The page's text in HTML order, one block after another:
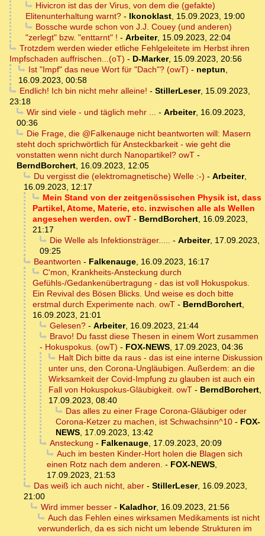
Hivicron ist das der Virus, von dem die (gefakte)
Elitenunterhaltung warnt? - Ikonoklast, 15.09.2023, 19:00
Bossche wurde schon von J.J. Couey (und anderen)
"zerlegt" bzw. "enttarnt" ! - Arbeiter, 15.09.2023, 22:04
Trotzdem werden wieder etliche Fehlgeleitete im Herbst ihren
Impfschaden auffrischen...(oT) - D-Marker, 15.09.2023, 20:56
Ist "Impf" das neue Wort für "Dach"? (owT) - neptun,
16.09.2023, 00:58
Endlich! Ich bin nicht mehr alleine! - StillerLeser, 15.09.2023,
23:18
Wir sind viele - und täglich mehr ... - Arbeiter, 16.09.2023,
00:36
Die Frage, die @Falkenauge nicht beantworten will: Masern
steht doch sprichwörtlich für Ansteckbarkeit - wie geht die
vonstatten wenn nicht durch Nanopartikel? owT -
BerndBorchert, 16.09.2023, 12:05
Du vergisst die (elektromagnetische) Welle :-) - Arbeiter,
16.09.2023, 12:17
Mein Stand von der zeitgenössischen Physik ist, dass
Partikel, Atome, Materie, etc. inzwischen alle als Wellen
angesehen werden. owT - BerndBorchert, 16.09.2023,
21:17
Die Welle als Infektionsträger..... - Arbeiter, 17.09.2023,
09:25
Beantworten - Falkenauge, 16.09.2023, 16:17
C'mon, Krankheits-Ansteckung durch
Gefühls-/Gedankenübertragung - das ist voll Hokuspokus.
Ein Revival des Bösen Blicks. Und weise es doch bitte
erstmal durch Experimente nach. owT - BerndBorchert,
16.09.2023, 21:01
Gelesen?- Arbeiter, 16.09.2023, 21:44
Bravo! Du fasst diese Thesen in einem Wort zusammen
- Hokuspokus. (owT) - FOX-NEWS, 17.09.2023, 04:36
Halt Dich bitte da raus - das ist eine interne Diskussion
unter uns, den Corona-Ungläubigen. Außerdem: an die
Wirksamkeit der Covid-Impfung zu glauben ist auch ein
Fall von Hokuspokus-Gläubigkeit. owT - BerndBorchert,
17.09.2023, 08:40
Das alles zu einer Frage Corona-Gläubiger oder
Corona-Ketzer zu machen, ist Schwachsinn^10 - FOX-
NEWS, 17.09.2023, 13:42
Ansteckung - Falkenauge, 17.09.2023, 20:09
Auch im besten Kinder-Hort holen die Blagen sich
einen Rotz nach dem anderen. - FOX-NEWS,
17.09.2023, 21:53
Das weiß ich auch nicht, aber- StillerLeser, 16.09.2023,
21:00
Wird immer besser- Kaladhor, 16.09.2023, 21:56
Auch das Fehlen eines wirksamen Medikaments ist nicht
verwunderlich, da es sich nicht um lebende Strukturen im